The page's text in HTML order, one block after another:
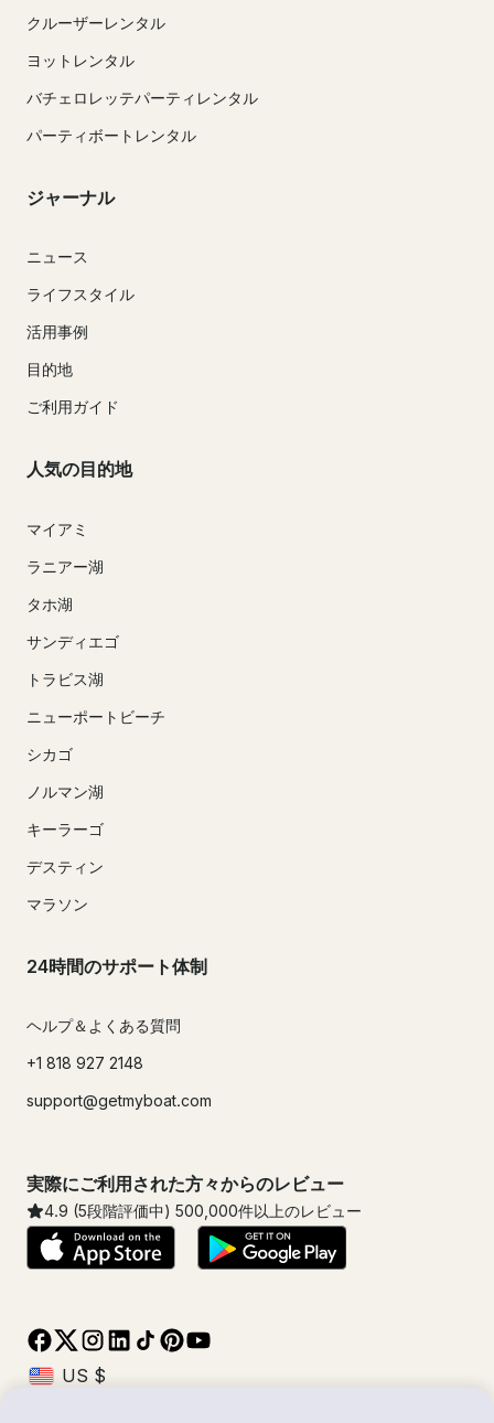
クルーザーレンタル
ヨットレンタル
バチェロレッテパーティレンタル
パーティボートレンタル
ジャーナル
ニュース
ライフスタイル
活用事例
目的地
ご利用ガイド
人気の目的地
マイアミ
ラニアー湖
タホ湖
サンディエゴ
トラビス湖
ニューポートビーチ
シカゴ
ノルマン湖
キーラーゴ
デスティン
マラソン
24時間のサポート体制
ヘルプ＆よくある質問
+1 818 927 2148
support@getmyboat.com
実際にご利用された方々からのレビュー
4.9 (5段階評価中) 500,000件以上のレビュー